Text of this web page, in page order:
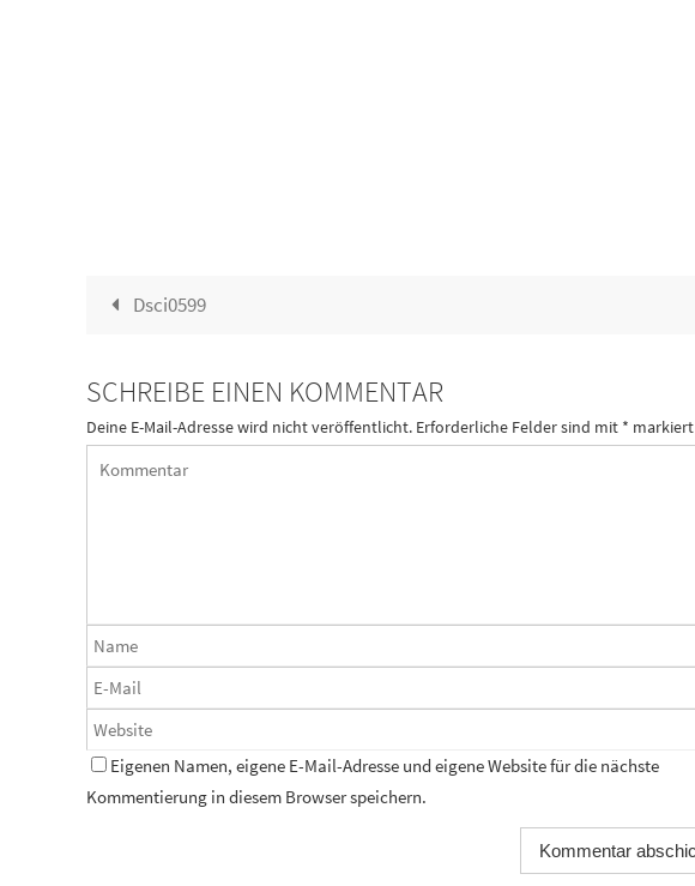
Dsci0599
SCHREIBE EINEN KOMMENTAR
Deine E-Mail-Adresse wird nicht veröffentlicht. Erforderliche Felder sind mit * markiert
Eigenen Namen, eigene E-Mail-Adresse und eigene Website für die nächste
Kommentierung in diesem Browser speichern.